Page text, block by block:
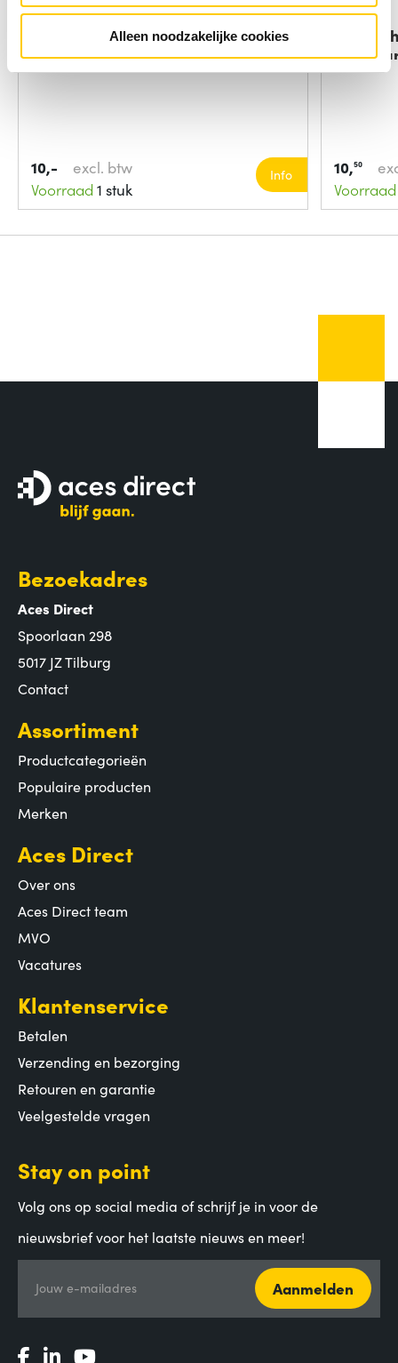
Alleen noodzakelijke cookies
DeLOCK HDMI Adapter 19-p HDMI
Zwart
10,-
excl. btw
Voorraad 1 stuk
Info 10,50
Voorraad
Bezoekadres
Aces Direct
Spoorlaan 298
5017 JZ Tilburg
Contact
Assortiment
Productcategorieën
Populaire producten
Merken
Aces Direct
Over ons
Aces Direct team
MVO
Vacatures
Klantenservice
Betalen
Verzending en bezorging
Retouren en garantie
Veelgestelde vragen
Stay on point
Volg ons op social media of schrijf je in voor de
nieuwsbrief voor het laatste nieuws en meer!
Jouw e-mailadres Aanmelden